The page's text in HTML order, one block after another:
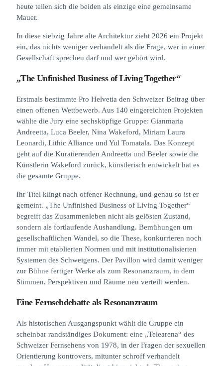
heute teilen sich die beiden als einzige eine gemeinsame
Mauer.
In diese siebzig Jahre alte Architektur zieht 2026 ein Projekt
ein, das nichts weniger verhandelt als die Frage, wer in einer
Gesellschaft sprechen darf und wer gehört wird.
„The Unfinished Business of Living Together“
Erstmals bestimmte Pro Helvetia den Schweizer Beitrag über
einen offenen Wettbewerb. Aus 140 eingereichten Projekten
wählte die Jury eine sechsköpfige Gruppe: Gianmaria
Andreetta, Luca Beeler, Nina Wakeford, Miriam Laura
Leonardi, Lithic Alliance und Yul Tomatala. Das Konzept
geht auf die Kuratierenden Andreetta und Beeler sowie die
Künstlerin Wakeford zurück, künstlerisch entwickelt hat es
die gesamte Gruppe.
Ihr Titel klingt nach offener Rechnung, und genau so ist er
gemeint. „The Unfinished Business of Living Together“
begreift das Zusammenleben nicht als gelösten Zustand,
sondern als fortlaufende Aushandlung. Bemühungen um
gesellschaftlichen Wandel, so die These, konkurrieren noch
immer mit etablierten Normen und mit institutionalisierten
Systemen des Schweigens. Der Pavillon wird damit weniger
zur Bühne fertiger Werke als zum Resonanzraum, in dem
Stimmen, Perspektiven und Räume neu verteilt werden.
Eine Fernsehdebatte als Resonanzraum
Als historischen Ausgangspunkt wählt die Gruppe ein
scheinbar randständiges Dokument: eine „Telearena“ des
Schweizer Fernsehens von 1978, in der Fragen der sexuellen
Orientierung kontrovers, mitunter schroff verhandelt